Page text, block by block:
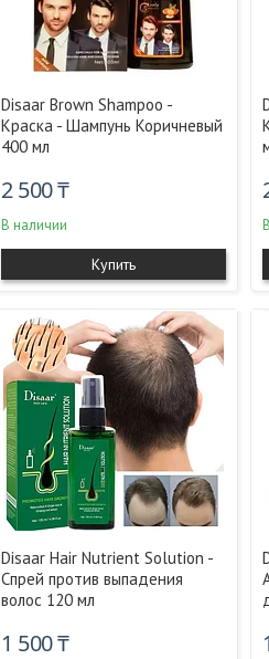
Disaar Brown Shampoo -
Краска - Шампунь Коричневый
400 мл
2 500 ₸
В наличии
Купить
Disaar Hair Nutrient Solution -
Спрей против выпадения
волос 120 мл
1 500 ₸